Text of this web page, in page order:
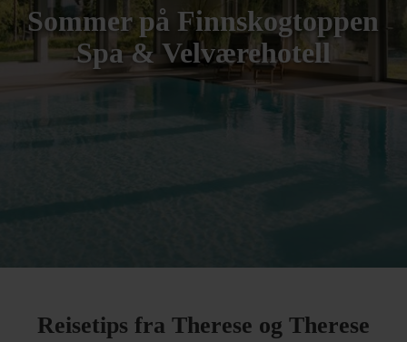
Sommer på Finnskogtoppen
Spa & Velværehotell
Reisetips fra Therese og Therese